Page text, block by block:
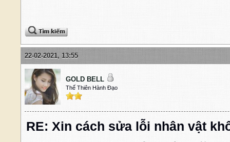
22-02-2021, 13:55
GOLD BELL
Thế Thiên Hành Đạo
RE: Xin cách sửa lỗi nhân vật